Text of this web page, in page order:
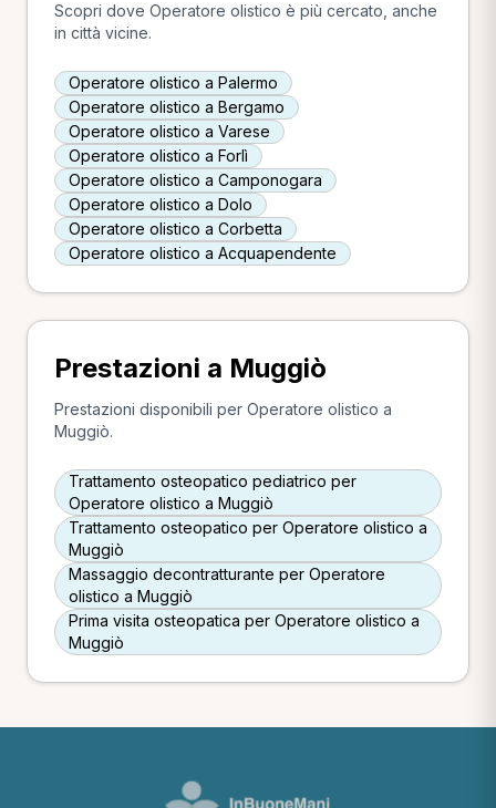
Scopri dove Operatore olistico è più cercato, anche
in città vicine.
Operatore olistico a Palermo
Operatore olistico a Bergamo
Operatore olistico a Varese
Operatore olistico a Forlì
Operatore olistico a Camponogara
Operatore olistico a Dolo
Operatore olistico a Corbetta
Operatore olistico a Acquapendente
Prestazioni a Muggiò
Prestazioni disponibili per Operatore olistico a
Muggiò.
Trattamento osteopatico pediatrico per
Operatore olistico a Muggiò
Trattamento osteopatico per Operatore olistico a
Muggiò
Massaggio decontratturante per Operatore
olistico a Muggiò
Prima visita osteopatica per Operatore olistico a
Muggiò